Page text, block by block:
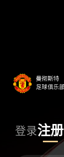
登录注册